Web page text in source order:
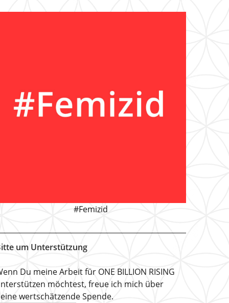
#Femizid
um Unterstützung
Du meine Arbeit für ONE BILLION RISING
möchtest, freue ich mich über
wertschätzende Spende.